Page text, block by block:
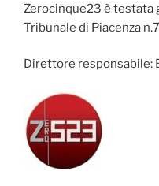
Zerocinque23 è
Tribunale di Piacenza
Direttore responsabile: